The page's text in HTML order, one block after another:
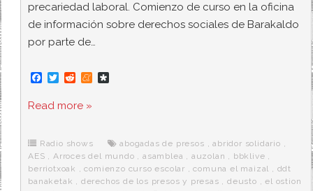
precariedad laboral. Comienzo de curso en la oficina
de información sobre derechos sociales de Barakaldo
por parte de…
F
e
o
k
T
t
r
R
d
M
e
r
a
Read more »
Radio shows abogadas de presos ,abridor solidario ,
AES ,Arroces del mundo ,asamblea , auzolan , bbklive ,
berriotxoak ,comienzo curso escolar ,comuna el maizal , ddt
banaketak , derechos de los presos y presas ,deusto ,el ostion